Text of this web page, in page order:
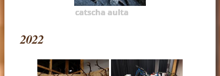
catscha aulta
2022